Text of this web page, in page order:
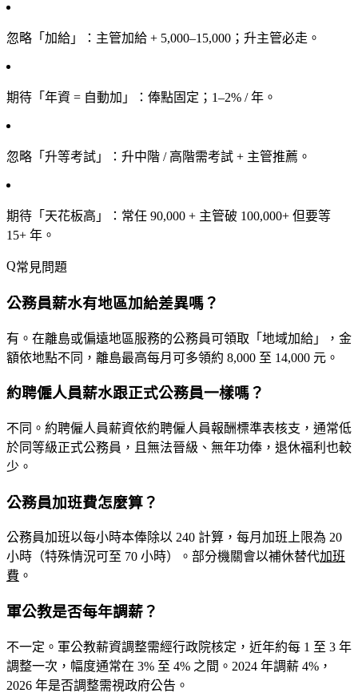
忽略「加給」 ：主管加給 + 5,000–15,000；升主管必走。
期待「年資 = 自動加」 ：俸點固定；1–2% / 年。
忽略「升等考試」 ：升中階 / 高階需考試 + 主管推薦。
期待「天花板高」
：常任 90,000 + 主管破 100,000+ 但要等
15+ 年。
常見問題
公務員薪水有地區加給差異嗎？
有。在離島或偏遠地區服務的公務員可領取「地域加給」，金
額依地點不同，離島最高每月可多領約 8,000 至 14,000 元。
約聘僱人員薪水跟正式公務員一樣嗎？
不同。約聘僱人員薪資依約聘僱人員報酬標準表核支，通常低
於同等級正式公務員，且無法晉級、無年功俸，退休福利也較
少。
公務員加班費怎麼算？
公務員加班以每小時本俸除以 240 計算，每月加班上限為 20
小時（特殊情況可至 70 小時）。部分機關會以補休替代加班
費 。
軍公教是否每年調薪？
不一定。軍公教薪資調整需經行政院核定，近年約每 1 至 3 年
調整一次，幅度通常在 3% 至 4% 之間。2024 年調薪 4%，
2026 年是否調整需視政府公告。